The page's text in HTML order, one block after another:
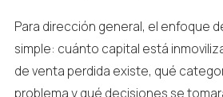
Para dirección general, el enfoque
simple: cuánto capital está
de venta perdida existe, qué
problema y qué decisiones se